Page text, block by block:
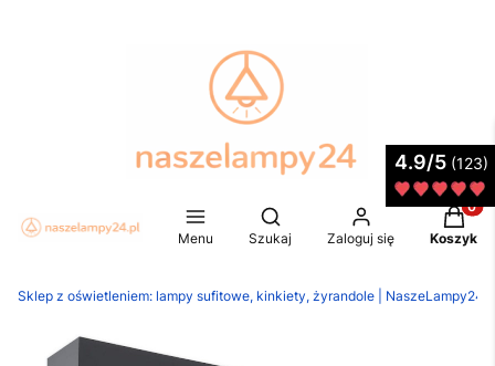
Menu
Otwórz wyszukiwarkę
Szukaj Zaloguj się Koszyk
Sklep z oświetleniem: lampy sufitowe, kinkiety, żyrandole |
4.9/5 (123)